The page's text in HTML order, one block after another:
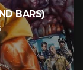
BARS)